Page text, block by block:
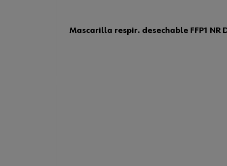
Mascarilla respir. desechable FFP1 NR